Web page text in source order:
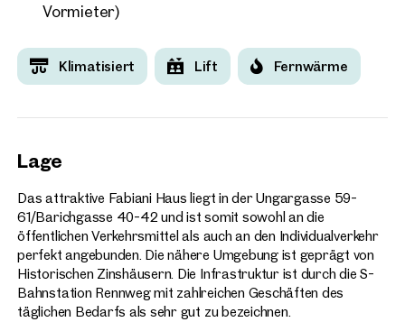
Vormieter)
Klimatisiert Lift Fernwärme
Lage
Das attraktive Fabiani Haus liegt in der Ungargasse 59-
61/Barichgasse 40-42 und ist somit sowohl an die
öffentlichen Verkehrsmittel als auch an den Individualverkehr
perfekt angebunden. Die nähere Umgebung ist geprägt von
Historischen Zinshäusern. Die Infrastruktur ist durch die S-
Bahnstation Rennweg mit zahlreichen Geschäften des
täglichen Bedarfs als sehr gut zu bezeichnen.